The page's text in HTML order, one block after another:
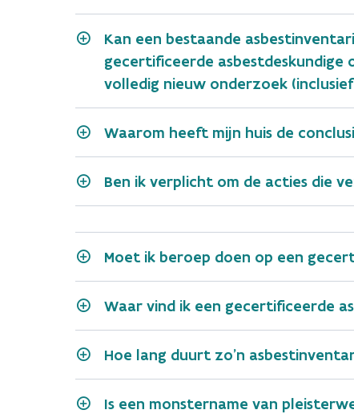
(Voeg als bijlage een
van de notariële akte of
een kopie van het
Kan een bestaande
gecertificeerde asbestdeskundige
volledig nieuw onderzoek
Waarom heeft mijn huis de
Ben ik verplicht om de acties die
Moet ik beroep doen op een
Waar vind ik een gecertificeerde
Hoe lang duurt zo’n
Is een monstername van